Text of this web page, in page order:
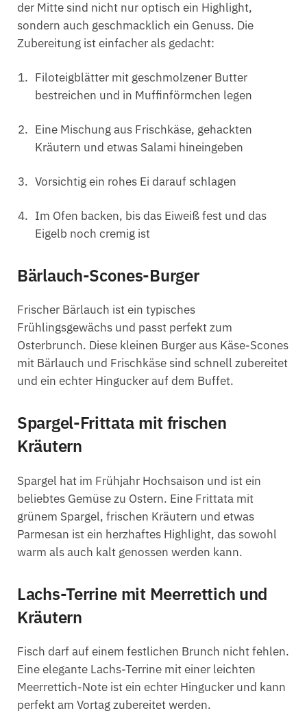
der Mitte sind nicht nur optisch ein Highlight,
sondern auch geschmacklich ein Genuss. Die
Zubereitung ist einfacher als gedacht:
Filoteigblätter mit geschmolzener Butter
bestreichen und in Muffinförmchen legen
Eine Mischung aus Frischkäse, gehackten
Kräutern und etwas Salami hineingeben
Vorsichtig ein rohes Ei darauf schlagen
Im Ofen backen, bis das Eiweiß fest und das
Eigelb noch cremig ist
Bärlauch-Scones-Burger
Frischer Bärlauch ist ein typisches
Frühlingsgewächs und passt perfekt zum
Osterbrunch. Diese kleinen Burger aus Käse-Scones
mit Bärlauch und Frischkäse sind schnell zubereitet
und ein echter Hingucker auf dem Buffet.
Spargel-Frittata mit frischen
Kräutern
Spargel hat im Frühjahr Hochsaison und ist ein
beliebtes Gemüse zu Ostern. Eine Frittata mit
grünem Spargel, frischen Kräutern und etwas
Parmesan ist ein herzhaftes Highlight, das sowohl
warm als auch kalt genossen werden kann.
Lachs-Terrine mit Meerrettich und
Kräutern
Fisch darf auf einem festlichen Brunch nicht fehlen.
Eine elegante Lachs-Terrine mit einer leichten
Meerrettich-Note ist ein echter Hingucker und kann
perfekt am Vortag zubereitet werden.